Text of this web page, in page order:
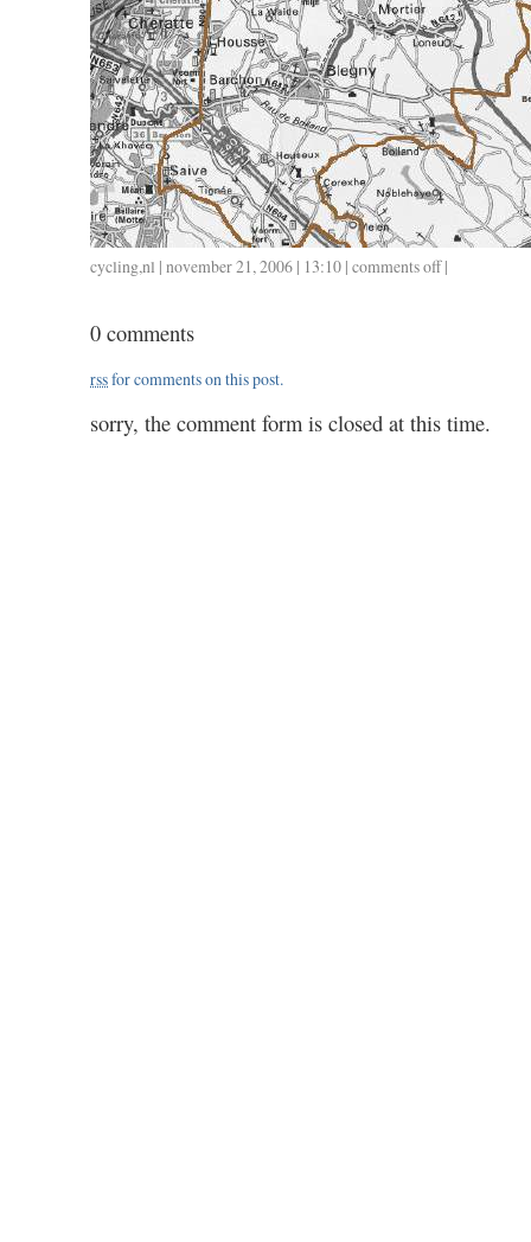
cycling,nl | november 21, 2006 | 13:10 | comments offon
|
0 comments
rssfor comments on this post.
sorry, the comment form is closed at this time.